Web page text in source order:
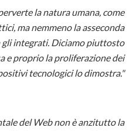
la natura umana, come
ma nemmeno la asseconda
gli integrati. Diciamo piuttosto
e proprio la proliferazione dei
tecnologici lo dimostra."
del Web non è anzitutto la